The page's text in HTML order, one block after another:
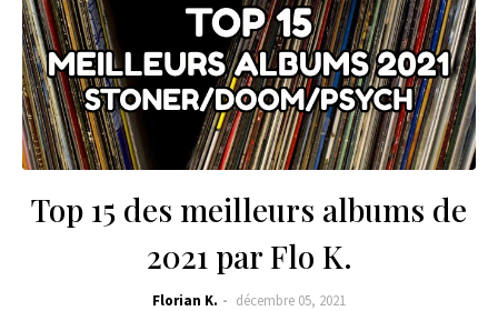
Top 15 des meilleurs albums de
2021 par Flo K.
Florian K. décembre 05, 2021